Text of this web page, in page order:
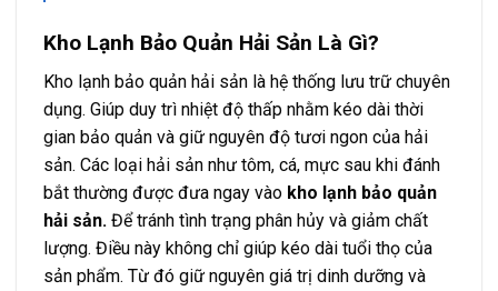
Kho Lạnh Bảo Quản Hải Sản Là Gì?
Kho lạnh bảo quản hải sản là hệ thống lưu trữ chuyên
dụng. Giúp duy trì nhiệt độ thấp nhằm kéo dài thời
gian bảo quản và giữ nguyên độ tươi ngon của hải
sản. Các loại hải sản như tôm, cá, mực sau khi đánh
bắt thường được đưa ngay vào kho lạnh bảo quản
hải sản. Để tránh tình trạng phân hủy và giảm chất
lượng. Điều này không chỉ giúp kéo dài tuổi thọ của
sản phẩm. Từ đó giữ nguyên giá trị dinh dưỡng và